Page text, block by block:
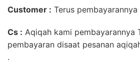
Customer : Terus pembayarannya
Cs : Aqiqah kami pembayarannya
pembayaran disaat pesanan
.